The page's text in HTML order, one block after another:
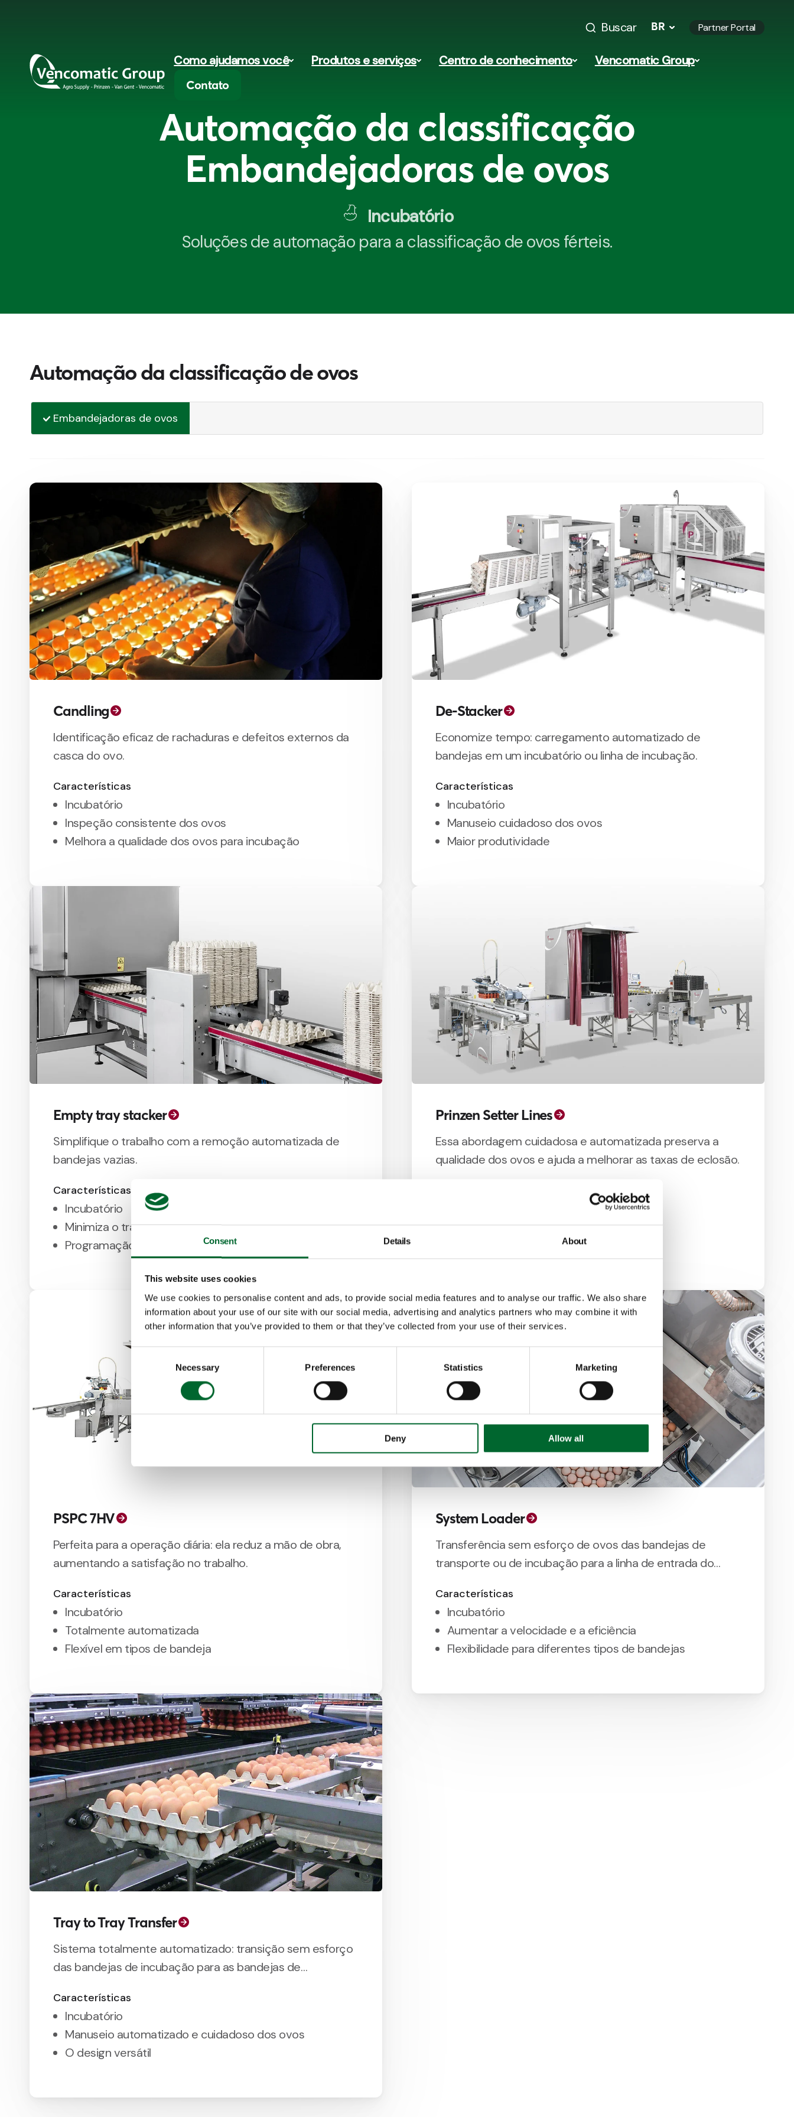
Consent Details About
This website uses cookies
We use cookies to personalise content and ads, to provide social media features and to analyse our traffic. We also share
information about your use of our site with our social media, advertising and analytics partners who may combine it with
other information that you’ve provided to them or that they’ve collected from your use of their services.
Necessary Preferences Statistics Marketing
Deny Allow all
Buscar BR Partner Portal
Como ajudamos você Produtos e serviços Centro de conhecimento Vencomatic Group
Contato
Automação da classificação
Embandejadoras de ovos
Incubatório
Soluções de automação para a classificação de ovos férteis.
Automação da classificação de ovos
Embandejadoras de ovos
Candling
Identificação eficaz de rachaduras e defeitos externos da
casca do ovo.
Características
Incubatório
Inspeção consistente dos ovos
Melhora a qualidade dos ovos para incubação
De-Stacker
Economize tempo: carregamento automatizado de
bandejas em um incubatório ou linha de incubação.
Características
Incubatório
Manuseio cuidadoso dos ovos
Maior produtividade
Empty tray stacker
Simplifique o trabalho com a remoção automatizada de
bandejas vazias.
Características
Incubatório
Minimiza o trabalho manual
Programação fácil
Prinzen Setter Lines
Essa abordagem cuidadosa e automatizada preserva a
qualidade dos ovos e ajuda a melhorar as taxas de eclosão.
Consistência e eficiência operacional
Operação infalível e fácil manutenção
PSPC 7HV
Perfeita para a operação diária: ela reduz a mão de obra,
aumentando a satisfação no trabalho.
Características
Incubatório
Totalmente automatizada
Flexível em tipos de bandeja
System Loader
Transferência sem esforço de ovos das bandejas de
transporte ou de incubação para a linha de entrada do
Características
Incubatório
Aumentar a velocidade e a eficiência
Flexibilidade para diferentes tipos de bandejas
Tray to Tray Transfer
Sistema totalmente automatizado: transição sem esforço
das bandejas de incubação para as bandejas de
Características
Incubatório
Manuseio automatizado e cuidadoso dos ovos
O design versátil